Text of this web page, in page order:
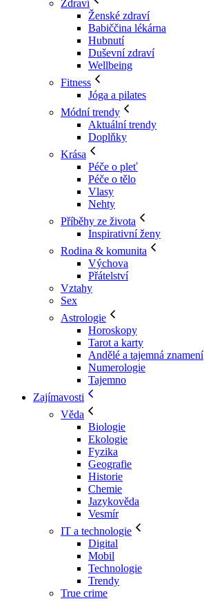
Zdraví
Ženské zdraví
Babiččina lékárna
Hubnutí
Duševní zdraví
Wellbeing
Fitness
Jóga a pilates
Módní trendy
Aktuální trendy
Doplňky
Krása
Péče o pleť
Péče o tělo
Vlasy
Nehty
Příběhy ze života
Inspirativní ženy
Rodina & komunita
Výchova
Přátelství
Vztahy
Sex
Astrologie
Horoskopy
Tarot a karty
Andělé a tajemná znamení
Numerologie
Tajemno
Zajímavosti
Věda
Biologie
Ekologie
Fyzika
Geografie
Historie
Chemie
Jazykověda
Vesmír
IT a technologie
Digital
Mobil
Technologie
Trendy
True crime